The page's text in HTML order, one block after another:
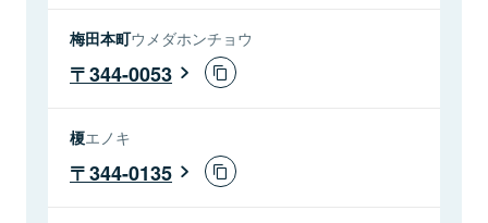
梅田本町ウメダホンチョウ
344-0053
榎エノキ
344-0135